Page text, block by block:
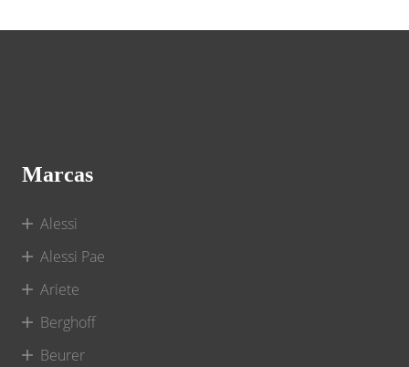
Marcas
Alessi
Alessi Pae
Ariete
Berghoff
Beurer